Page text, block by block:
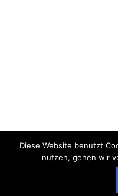
Diese Website benutzt
nutzen, gehen wir